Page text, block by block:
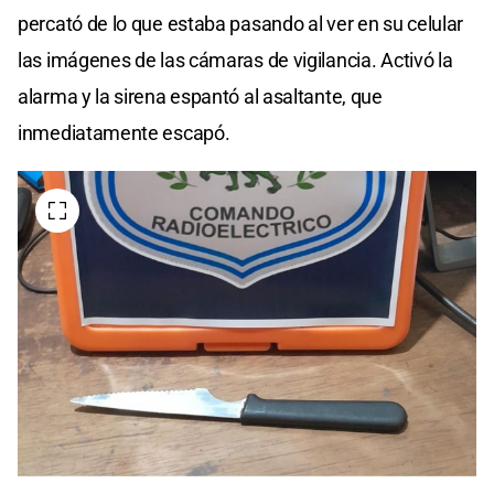
percató de lo que estaba pasando al ver en su celular
las imágenes de las cámaras de vigilancia. Activó la
alarma y la sirena espantó al asaltante, que
inmediatamente escapó.